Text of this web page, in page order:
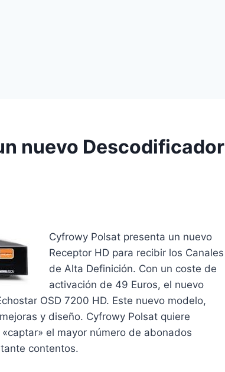
nuevo Descodificador
Cyfrowy Polsat presenta un nuevo
Receptor HD para recibir los Canales
de Alta Definición. Con un coste de
activación de 49 Euros, el nuevo
OSD 7200 HD. Este nuevo modelo,
y diseño. Cyfrowy Polsat quiere
el mayor número de abonados
contentos.